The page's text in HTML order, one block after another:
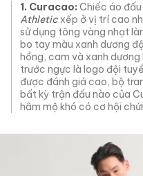
1. Curacao: Chiếc áo
Athletic xếp ở vị trí cao
sử dụng tông vàng nhạt
bo tay màu xanh dương
hồng, cam và xanh
trước ngực là logo đội
được đánh giá cao, bộ
bất kỳ trận đấu nào của
hâm mộ khó có cơ hội